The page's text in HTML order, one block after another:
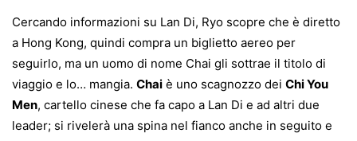
Cercando informazioni su Lan Di, Ryo scopre che è diretto
a Hong Kong, quindi compra un biglietto aereo per
seguirlo, ma un uomo di nome Chai gli sottrae il titolo di
viaggio e lo… mangia. Chai è uno scagnozzo dei Chi You
Men, cartello cinese che fa capo a Lan Di e ad altri due
leader; si rivelerà una spina nel fianco anche in seguito e